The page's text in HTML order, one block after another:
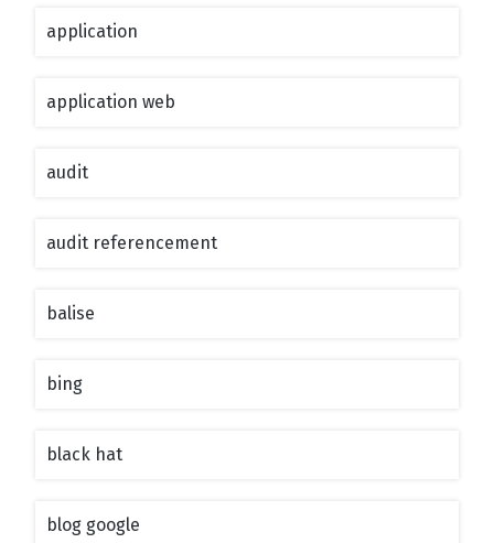
application
application web
audit
audit referencement
balise
bing
black hat
blog google